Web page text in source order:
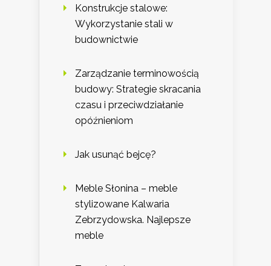
Konstrukcje stalowe:
Wykorzystanie stali w
budownictwie
Zarządzanie terminowością
budowy: Strategie skracania
czasu i przeciwdziałanie
opóźnieniom
Jak usunąć bejcę?
Meble Słonina – meble
stylizowane Kalwaria
Zebrzydowska. Najlepsze
meble